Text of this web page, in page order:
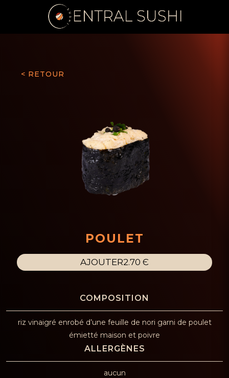
< RETOUR
POULET
AJOUTER2.70 Є
riz vinaigré enrobé d’une feuille de nori garni de poulet
émietté maison et poivre
aucun